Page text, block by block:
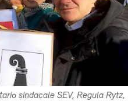
sindacale SEV, Regula Rytz,